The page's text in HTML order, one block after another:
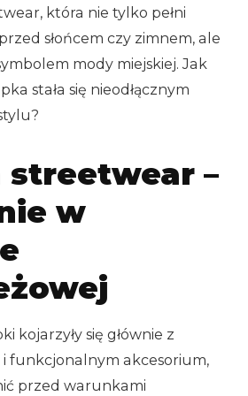
która nie tylko pełni
słońcem czy zimnem, ale
mody miejskiej. Jak
stała się nieodłącznym
streetwear –
w
kojarzyły się głównie z
i funkcjonalnym akcesorium,
przed warunkami